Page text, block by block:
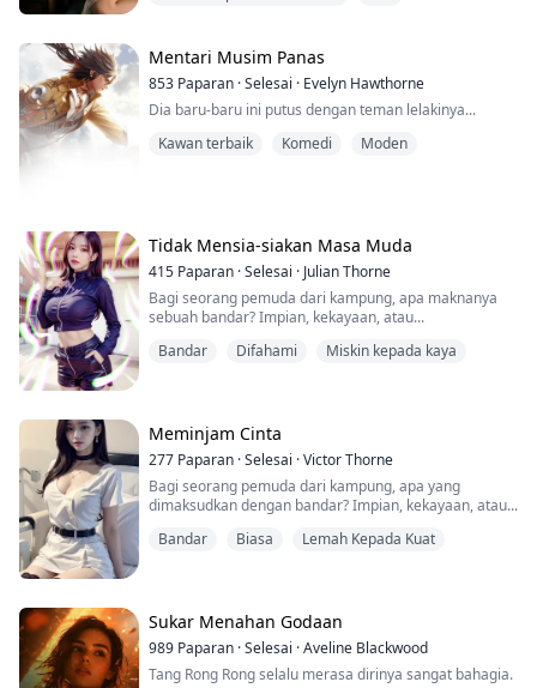
berakhir begitu saja, namun nasib ternyata seperti
permainan cat...
Mentari Musim Panas
853 Paparan ·Selesai · Evelyn Hawthorne
Dia baru-baru ini putus dengan teman lelakinya...
Kawan terbaik
Komedi Moden
Tidak Mensia-siakan Masa Muda
415 Paparan ·Selesai · Julian Thorne
Bagi seorang pemuda dari kampung, apa maknanya
sebuah bandar? Impian, kekayaan, atau...
Bandar
Difahami Miskin kepada kaya
Meminjam Cinta
277 Paparan ·Selesai ·Victor Thorne
Bagi seorang pemuda dari kampung, apa yang
dimaksudkan dengan bandar? Impian, kekayaan, atau...
Bandar
Biasa Lemah Kepada Kuat
Sukar Menahan Godaan
989 Paparan ·Selesai ·Aveline Blackwood
Tang Rong Rong selalu merasa dirinya sangat bahagia.